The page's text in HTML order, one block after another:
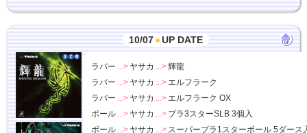
●
10/07 UP DATE
ラバー ...> ヤサカ ...>輝龍
ラバー ...> ヤサカ ...> エルフラーク
ラバー ...> ヤサカ ...> エルフラーク OX
ボール ...> ヤサカ ...> プラ3スターSLB 3個入
ボール ...> ヤサカ ...> スーパープラ1スターボール 5ダース